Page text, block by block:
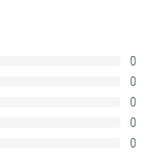
0
0
0
0
0